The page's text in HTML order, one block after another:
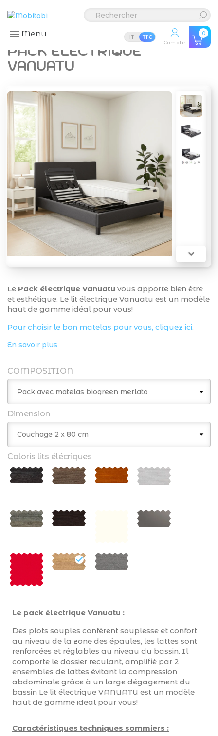
Menu HT TTC
Compte
0
PACK ÉLECTRIQUE
VANUATU

Le Pack électrique Vanuatu vous apporte bien être
et esthétique. Le lit électrique Vanuatu est un modèle
haut de gamme idéal pour vous!
Pour choisir le bon matelas pour vous, cliquez ici.
En savoir plus
COMPOSITION
Dimension
Coloris lits élécriques
Le pack électrique Vanuatu :
Des plots souples confèrent souplesse et confort
au niveau de la zone des épaules, les lattes sont
renforcées et réglables au niveau du bassin. Il
comporte le dossier reculant, amplifié par 2
ensembles de lattes évitant la compression
abdominale grâce à un large dégagement du
bassin Le lit électrique VANUATU est un modèle
haut de gamme idéal pour vous!
Caractéristiques techniques sommiers :